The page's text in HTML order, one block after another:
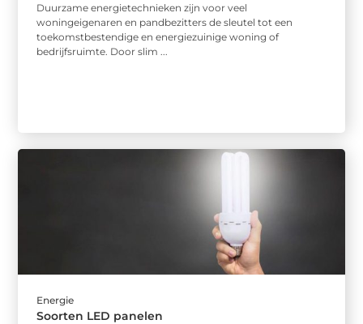
Duurzame energietechnieken zijn voor veel
woningeigenaren en pandbezitters de sleutel tot een
toekomstbestendige en energiezuinige woning of
bedrijfsruimte. Door slim ...
Energie
Soorten LED panelen